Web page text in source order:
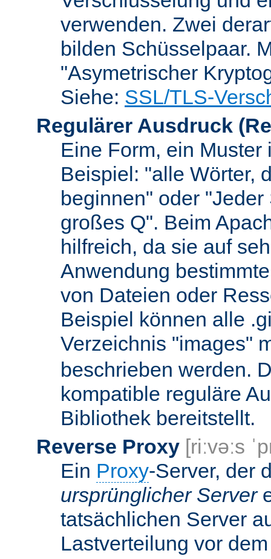
verwenden. Zwei
bilden Schüsselpaar.
"Asymetrischer
Siehe: SSL/TLS-
Regulärer Ausdruck
Eine Form, ein Muster
Beispiel: "alle Wörter,
beginnen" oder
großes Q". Beim
hilfreich, da sie auf
Anwendung
von Dateien oder
Beispiel können alle
Verzeichnis "images"
beschrieben werden.
kompatible reguläre
Bibliothek bereitstellt.
Reverse Proxy [riːvəːs
Ein Proxy-Server, der
ursprünglicher Server
tatsächlichen Server
Lastverteilung vor